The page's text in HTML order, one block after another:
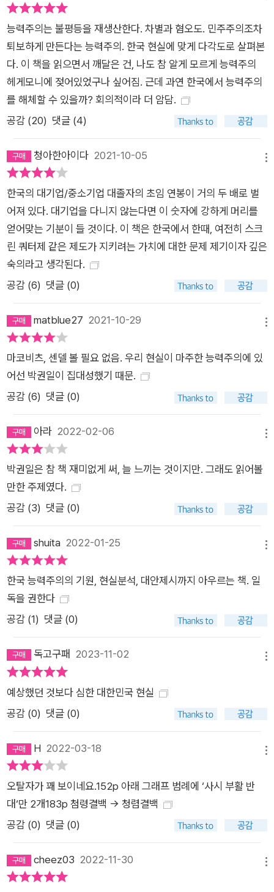
거나 탐욕스럽다고 일반화하는 것은 명백한 오류라고 강조한다.
책에서는 민주주의와 정치의 문제로서 이 주제를 구체적으로 분
석하며 이에 대한 대안과 선행 모델을 꼼꼼히 비교하고 살펴본다.
1%의 ‘개천 용’ “대한민국에서 태어난 사람들은 태어나서 죽을
때까지 생존 투쟁에 시달린다. 이 결사적 전쟁에서 ‘잡아먹히는
쪽’이 아니라 ‘잡아먹는 쪽’으로 가기 위해서 한국인들은 과도할
정도로 열심히 공부하고, 치열하게 ‘스펙’과 인맥을 쌓는다. 이 격
구, ‘빨리빨리’ 문화 같은 현대 한국인의 집단 심성 … 극소수
‘용’에게 특권을 몰아주면서 ‘용’이 되지 못한 이들의 열패감과 억
않는 ‘개천의 용’을 향한 질주 때문에 99%의 삶이 피폐해지는 사
회는 정당하지 않고 생산적이지도 않다. 용이 되지 않아도 행복할
수 있는 사회로 전환하기 위해서는 능력주의 이데올로기에 대한
근본적 성찰이 필요하다. … 능력주의의 대안은 곧 불평등의 대안
이다. 그것은 불공정이 아닌 불평등 자체를 새삼 환기하여 시민적
관심사로 돌려놓는 일이다. 이는 정치, 민주주의의 문제로 수렴한
대안 역시 거대해지는 것은 필연적이다. 어떤 대안은 황당무계한
몽상으로 느껴질 수 있다. 그러나 더 나은 세계를 향한 몽상은 포
기되는 대신 구체화되어야 한다. 격차와 불평등을 동력삼아 모두
가 전쟁처럼 살아야 하는 사회는 정의롭지도, 행복하지도, 효율적
이지도 않다. 이런 가망 없는 짓은 이제 그만두자. 그리고 진정 정
의로운 사회, 더 나은 민주주의를 향한 여정을 시작하자.” 이 책이
일관되게 말하고자 하는 메시지이다.
능력주의는 불평등을 재생산한다. 차별과 혐오도. 민주주의조차
퇴보하게 만든다는 능력주의. 한국 현실에 맞게 다각도로 살펴본
다. 이 책을 읽으면서 깨달은 건, 나도 참 알게 모르게 능력주의
헤게모니에 젖어있었구나 싶어짐. 근데 과연 한국에서 능력주의
를 해체할 수 있을까? 회의적이라 더 암담.
공감 (20) 댓글 (4)
청아한아이다 2021-10-05
한국의 대기업/중소기업 대졸자의 초임 연봉이 거의 두 배로 벌
어져 있다. 대기업을 다니지 않는다면 이 숫자에 강하게 머리를
얻어맞는 기분이 들 것이다. 이 책은 한국에서 한때, 여전히 스크
린 쿼터제 같은 제도가 지키려는 가치에 대한 문제 제기이자 깊은
숙의라고 생각된다.
공감 (6) 댓글 (0)
matblue27 2021-10-29
마코비츠, 센델 볼 필요 없음. 우리 현실이 마주한 능력주의에 있
어선 박권일이 집대성했기 때문.
공감 (6) 댓글 (0)
아라 2022-02-06
박권일은 참 책 재미없게 써, 늘 느끼는 것이지만. 그래도 읽어볼
만한 주제였다.
공감 (3) 댓글 (0)
shuita 2022-01-25
한국 능력주의의 기원, 현실분석, 대안제시까지 아우르는 책. 일
독을 권한다
공감 (1) 댓글 (0)
독고구패 2023-11-02
예상했던 것보다 심한 대한민국 현실
공감 (0) 댓글 (0)
H 2022-03-18
오탈자가 꽤 보이네요.152p 아래 그래프 범례에 ‘사시 부활 반
대‘만 2개183p 첨령결백 -> 청렴결백
공감 (0) 댓글 (0)
cheez03 2022-11-30